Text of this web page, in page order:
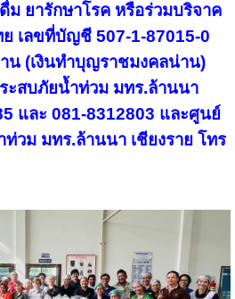
ม ยารักษาโรค หรือร่วมบริจาค
ย เลขที่บัญชี 507-1-87015-0
(เงินทำบุญราชมงคลน่าน)
ะสบภัยน้ำท่วม มทร.ล้านนา
และ 081-8312803 และศูนย์
วม มทร.ล้านนา เชียงราย โทร